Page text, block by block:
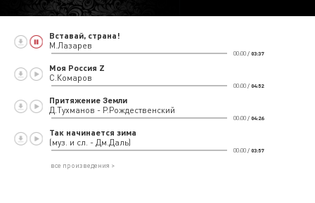
Вставай, страна!
М.Лазарев
00:00 / 03:37
Моя Россия Z
С.Комаров
00:00 / 04:52
Притяжение Земли
Д.Тухманов - Р.Рождественский
00:00 / 04:26
Так начинается зима
(муз. и сл. - Дм.Даль)
00:00 / 03:57
все произведения >